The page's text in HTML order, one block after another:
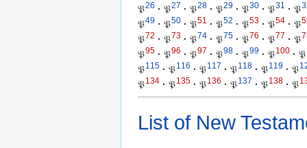
𝔓26 · 𝔓27 · 𝔓28 · 𝔓29 · 𝔓30 · 𝔓31 · 𝔓
𝔓49 · 𝔓50 · 𝔓51 · 𝔓52 · 𝔓53 · 𝔓54 · 𝔓
𝔓72 · 𝔓73 · 𝔓74 · 𝔓75 · 𝔓76 · 𝔓77 · 𝔓
𝔓95 · 𝔓96 · 𝔓97 · 𝔓98 · 𝔓99 · 𝔓100 · 𝔓
𝔓115 · 𝔓116 · 𝔓117 · 𝔓118 · 𝔓119 · 𝔓
𝔓134 · 𝔓135 · 𝔓136 · 𝔓137 · 𝔓138 · 𝔓
List of New